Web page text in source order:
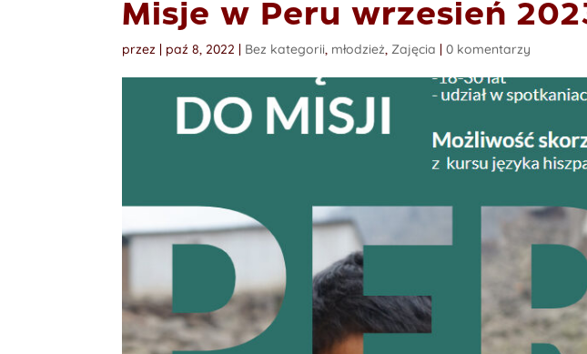
Misje w Peru wrzesień
przez | paź 8, 2022 | Bez kategorii, młodzież,Zajęcia |0 komentarzy